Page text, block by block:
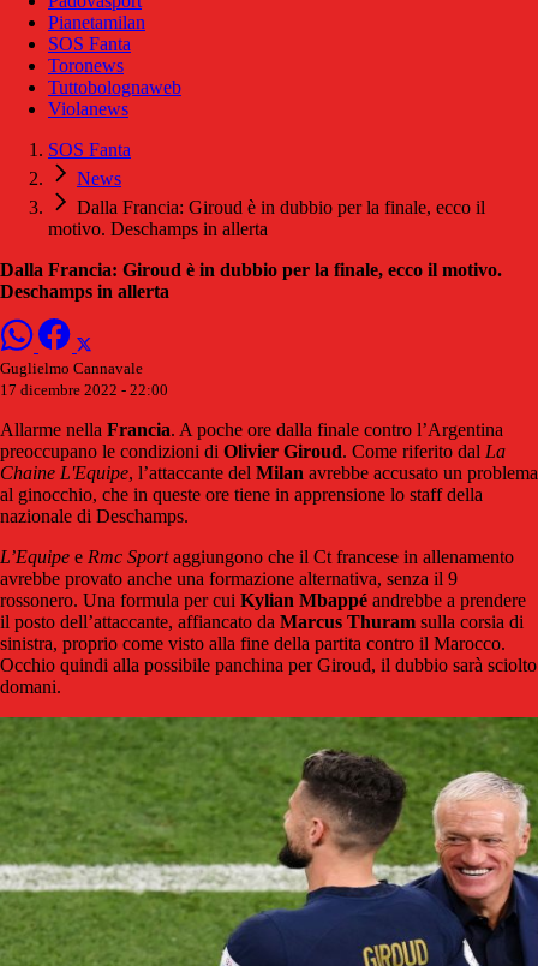
Pianetamilan
SOS Fanta
Toronews
Tuttobolognaweb
Violanews
SOS Fanta
News
Dalla Francia: Giroud è in dubbio per la finale, ecco il
motivo. Deschamps in allerta
Dalla Francia: Giroud è in dubbio per la finale, ecco il motivo.
Deschamps in allerta
Guglielmo Cannavale
17 dicembre 2022 - 22:00
Allarme nella Francia. A poche ore dalla finale contro l’Argentina
preoccupano le condizioni di Olivier Giroud. Come riferito dal La
Chaine L'Equipe, l’attaccante del Milan avrebbe accusato un problema
al ginocchio, che in queste ore tiene in apprensione lo staff della
nazionale di Deschamps.
L’Equipe e Rmc Sportaggiungono che il Ct francese in allenamento
avrebbe provato anche una formazione alternativa, senza il 9
rossonero. Una formula per cui Kylian Mbappé andrebbe a prendere
il posto dell’attaccante, affiancato da Marcus Thuram sulla corsia di
sinistra, proprio come visto alla fine della partita contro il Marocco.
Occhio quindi alla possibile panchina per Giroud, il dubbio sarà sciolto
domani.